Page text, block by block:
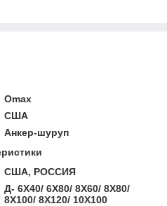
Omax
США
Анкер-шуруп
США, РОССИЯ
Д- 6Х40/ 6Х80/ 8Х60/ 8Х80/
8Х100/ 8Х120/ 10Х100